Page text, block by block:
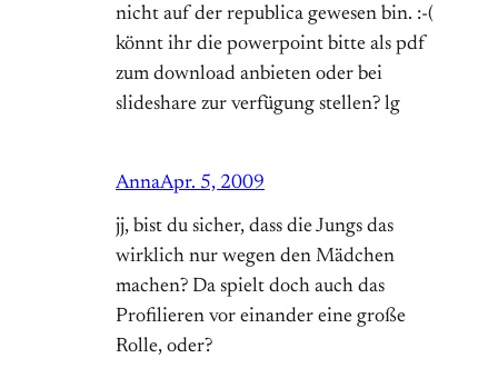
nicht auf der republica gewesen bin. :-(
könnt ihr die powerpoint bitte als pdf
zum download anbieten oder bei
slideshare zur verfügung stellen? lg
AnnaApr. 5, 2009
jj, bist du sicher, dass die Jungs das
wirklich nur wegen den Mädchen
machen? Da spielt doch auch das
Profilieren vor einander eine große
Rolle, oder?